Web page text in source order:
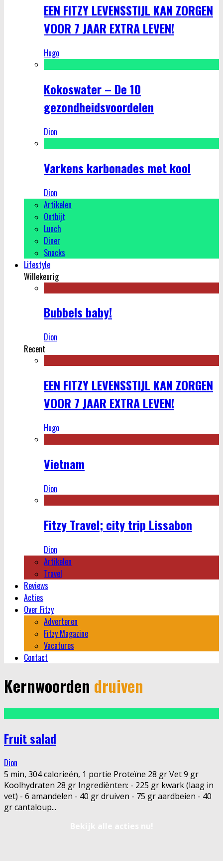
EEN FITZY LEVENSSTIJL KAN ZORGEN
VOOR 7 JAAR EXTRA LEVEN!
Hugo
Kokoswater – De 10
gezondheidsvoordelen
Dion
Varkens karbonades met kool
Dion
Artikelen
Ontbijt
Lunch
Diner
Snacks
Lifestyle
Willekeurig
Bubbels baby!
Dion
Recent
EEN FITZY LEVENSSTIJL KAN ZORGEN
VOOR 7 JAAR EXTRA LEVEN!
Hugo
Vietnam
Dion
Fitzy Travel; city trip Lissabon
Dion
Artikelen
Travel
Reviews
Acties
Over Fitzy
Adverteren
Fitzy Magazine
Vacatures
Contact
Kernwoorden druiven
Fruit salad
Dion
5 min, 304 calorieën, 1 portie Proteïne 28 gr Vet 9 gr
Koolhydraten 28 gr Ingrediënten: - 225 gr kwark (laag in
vet) - 6 amandelen - 40 gr druiven - 75 gr aardbeien - 40
gr cantaloup...